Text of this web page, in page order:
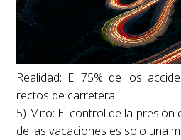
Realidad: El 75% de los
rectos de carretera.
5) Mito: El control de la presión
de las vacaciones es solo una